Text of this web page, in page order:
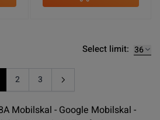
currently reading page
Sida
2 Sida
3
Select limit:
Mobilskal - Google Mobilskal -